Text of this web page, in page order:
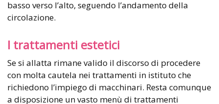
basso verso l’alto, seguendo l’andamento della
circolazione.
I trattamenti estetici
Se si allatta rimane valido il discorso di procedere
con molta cautela nei trattamenti in istituto che
richiedono l’impiego di macchinari. Resta comunque
a disposizione un vasto menù di trattamenti